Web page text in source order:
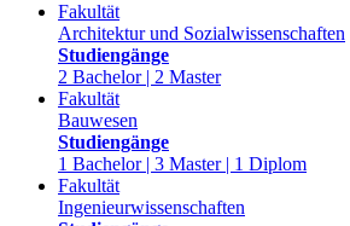
Fakultät
Architektur und Sozialwissenschaften
Studiengänge
2 Bachelor | 2 Master
Fakultät
Bauwesen
Studiengänge
1 Bachelor | 3 Master | 1 Diplom
Fakultät
Ingenieurwissenschaften